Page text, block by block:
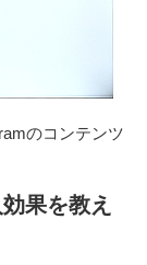
のコンテンツ
果を教え